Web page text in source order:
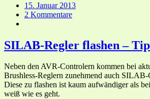
15. Januar 2013
2 Kommentare
SILAB-Regler flashen –
Neben den AVR-Controlern kommen bei
Brushless-Reglern zunehmend auch
Diese zu flashen ist kaum aufwändiger als
weiß wie es geht.